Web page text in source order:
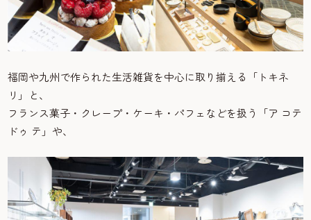
福岡や九州で作られた生活雑貨を中心に取り揃える「トキネ
リ」と、
フランス菓子・クレープ・ケーキ・パフェなどを扱う「ア コテ
ドゥ テ」や、